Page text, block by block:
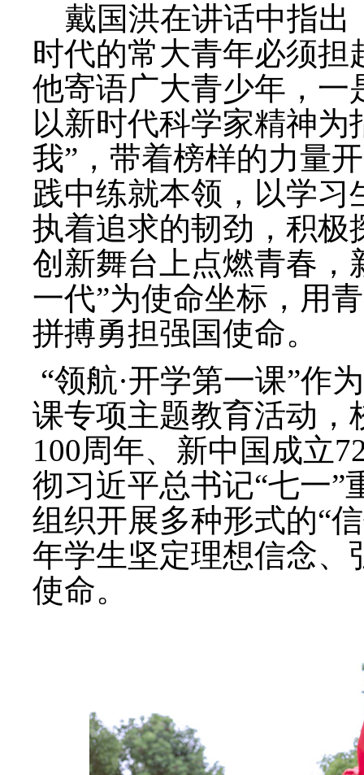
戴国洪在讲话中指出
时代的常大青年必须
他寄语广大青少年，一
以新时代科学家精神为
我”，带着榜样的力量
践中练就本领，以学
执着追求的韧劲， 积极
创新舞台上点燃青春，
一代”为使命坐标，用
拼搏勇担强国使命。
“领航·开学第一课”作
课专项主题教育活动，
100周年、新中国成立
彻习近平总书记“七一”
组织开展多种形式的“
年学生坚定理想信念、
使命。